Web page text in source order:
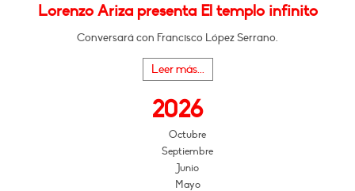
Lorenzo Ariza presenta El templo infinito
Conversará con Francisco López Serrano.
Leer más...
2026
Octubre
Septiembre
Junio
Mayo